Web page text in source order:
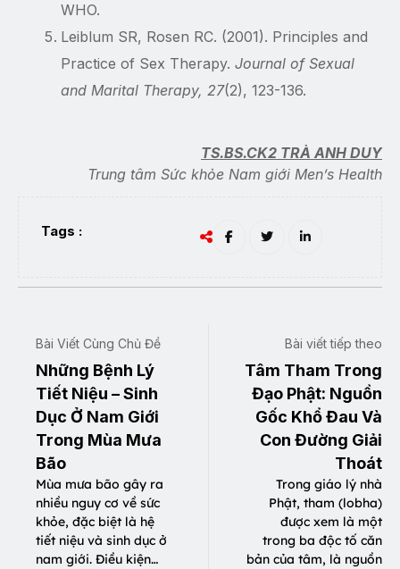
WHO.
Leiblum SR, Rosen RC. (2001). Principles and
Practice of Sex Therapy. Journal of Sexual
and Marital Therapy, 27(2), 123-136.
TS.BS.CK2 TRÀ ANH DUY
Trung tâm Sức khỏe Nam giới Men’s Health
Tags :
Bài Viết Cùng Chủ Đề
Những Bệnh Lý
Tiết Niệu – Sinh
Dục Ở Nam Giới
Trong Mùa Mưa
Bão
Mùa mưa bão gây ra
nhiều nguy cơ về sức
khỏe, đặc biệt là hệ
tiết niệu và sinh dục ở
nam giới. Điều kiện…
Bài viết tiếp theo
Tâm Tham Trong
Đạo Phật: Nguồn
Gốc Khổ Đau Và
Con Đường Giải
Thoát
Trong giáo lý nhà
Phật, tham (lobha)
được xem là một
trong ba độc tố căn
bản của tâm, là nguồn